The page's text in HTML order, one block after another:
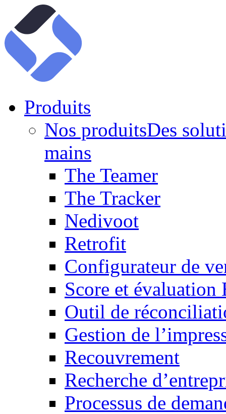
Produits
Nos produitsDes
mains
The Teamer
The Tracker
Nedivoot
Retrofit
Configurateur de
Score et évaluation
Outil de
Gestion de
Recouvrement
Recherche
Processus de